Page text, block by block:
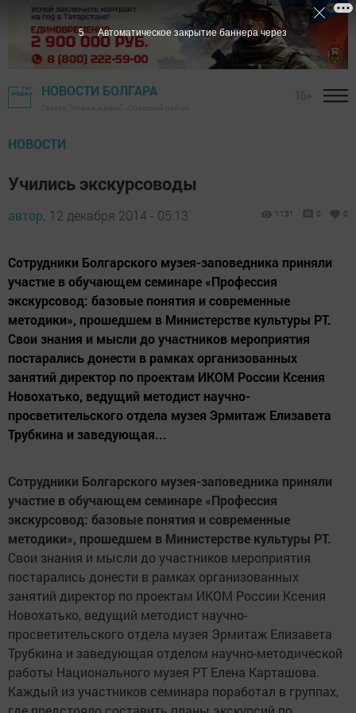
НОВОСТИ БОЛГАРА
НОВОСТИ
Учились экскурсоводы
автор, 12 декабря 2014 - 05:13 1151 0 0
Сотрудники Болгарского музея-заповедника приняли
участие в обучающем семинаре «Профессия
экскурсовод: базовые понятия и современные
методики», прошедшем в Министерстве культуры РТ.
Свои знания и мысли до участников мероприятия
постарались донести в рамках организованных
занятий директор по проектам ИКОМ России Ксения
Новохатько, ведущий методист научно-
просветительского отдела музея Эрмитаж Елизавета
Трубкина и заведующая...
Сотрудники Болгарского музея-заповедника приняли
участие в обучающем семинаре «Профессия
экскурсовод: базовые понятия и современные
методики», прошедшем в Министерстве культуры РТ.
Свои знания и мысли до участников мероприятия
постарались донести в рамках организованных
занятий директор по проектам ИКОМ России Ксения
Новохатько, ведущий методист научно-
просветительского отдела музея Эрмитаж Елизавета
Трубкина и заведующая отделом научно-методической
работы Национального музея РТ Елена Карташова.
Каждый из участников семинара поработал в группах,
4 Автоматическое закрытие баннера через